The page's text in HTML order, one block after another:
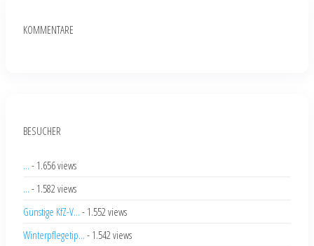
KOMMENTARE
BESUCHER
... - 1.656 views
... - 1.582 views
Günstige KfZ-V... - 1.552 views
Winterpflegetip... - 1.542 views